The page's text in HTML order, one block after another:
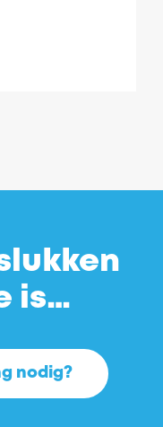
is…
nodig?